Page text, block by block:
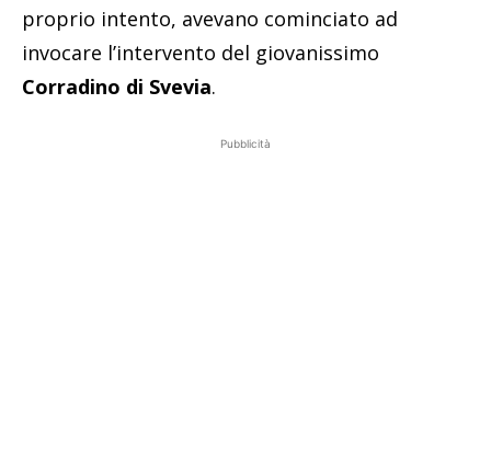
proprio intento, avevano cominciato ad
invocare l’intervento del giovanissimo
Corradino di Svevia.
Pubblicità